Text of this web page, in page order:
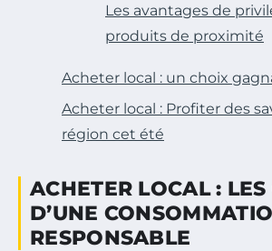
Les avantages de
produits de proximité
Acheter local : un choix
Acheter local : Profiter des
région cet été
ACHETER LOCAL : LES
D’UNE
RESPONSABLE